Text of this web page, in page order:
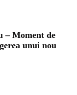
– Moment de
unui nou